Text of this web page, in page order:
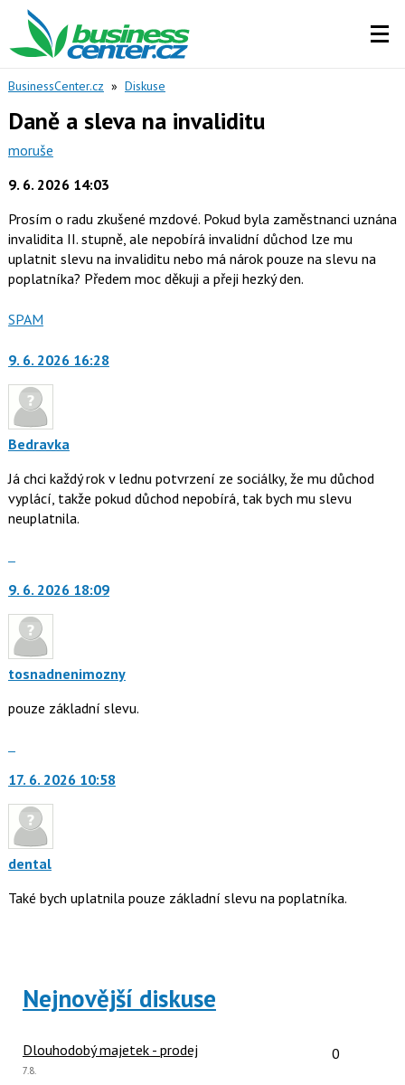
BusinessCenter.cz » Diskuse
Daně a sleva na invaliditu
moruše
9. 6. 2026 14:03
Prosím o radu zkušené mzdové. Pokud byla zaměstnanci uznána
invalidita II. stupně, ale nepobírá invalidní důchod lze mu
uplatnit slevu na invaliditu nebo má nárok pouze na slevu na
poplatníka? Předem moc děkuji a přeji hezký den.
Nahlásit
jako
SPAM
9. 6. 2026 16:28
Bedravka
Já chci každý rok v lednu potvrzení ze sociálky, že mu důchod
vyplácí, takže pokud důchod nepobírá, tak bych mu slevu
neuplatnila.
další
nový
názor.
K
navigaci
použít
N
pro
následující
a
P
pro
předchozí
nový
9. 6. 2026 18:09
tosnadnenimozny
pouze základní slevu.
další
nový
názor.
K
navigaci
použít
následující
pro
předchozí
17. 6. 2026 10:58
dental
Také bych uplatnila pouze základní slevu na poplatníka.
Nejnovější diskuse
Dlouhodobý majetek - prodej Počet
0
Poslední
7.8.